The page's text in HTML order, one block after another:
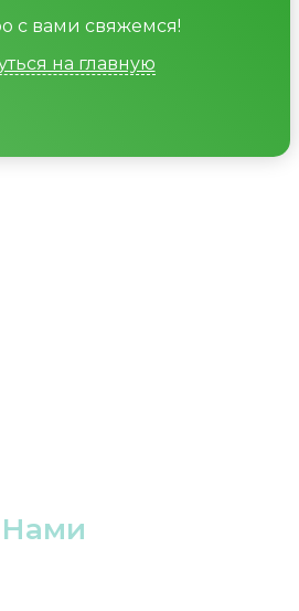
с вами свяжемся!
на главную
Нами